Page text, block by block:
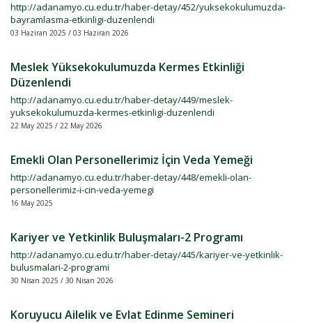
http://adanamyo.cu.edu.tr/haber-detay/452/yuksekokulumuzda-
bayramlasma-etkinligi-duzenlendi
03 Haziran 2025 / 03 Haziran 2026
Meslek Yüksekokulumuzda Kermes Etkinliği
Düzenlendi
http://adanamyo.cu.edu.tr/haber-detay/449/meslek-
yuksekokulumuzda-kermes-etkinligi-duzenlendi
22 May 2025 / 22 May 2026
Emekli Olan Personellerimiz İçin Veda Yemeği
http://adanamyo.cu.edu.tr/haber-detay/448/emekli-olan-
personellerimiz-i-cin-veda-yemegi
16 May 2025
Kariyer ve Yetkinlik Buluşmaları-2 Programı
http://adanamyo.cu.edu.tr/haber-detay/445/kariyer-ve-yetkinlik-
bulusmalari-2-programi
30 Nisan 2025 / 30 Nisan 2026
Koruyucu Ailelik ve Evlat Edinme Semineri